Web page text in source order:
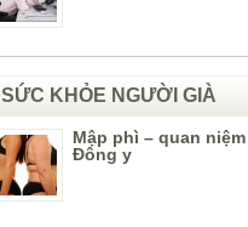
SỨC KHỎE NGƯỜI GIÀ
Mập phì – quan
Đông y